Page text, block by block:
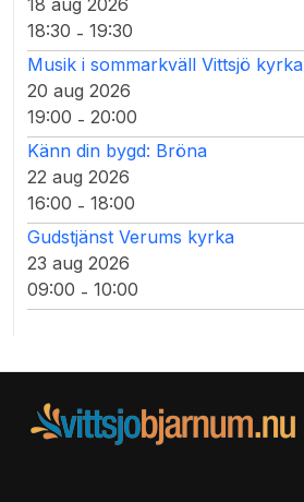
18 aug 2026
18:30 - 19:30
Musik i sommarkväll Vittsjö kyrka
20 aug 2026
19:00 - 20:00
Känn din bygd: Bröna
22 aug 2026
16:00 - 18:00
Gudstjänst Verums kyrka
23 aug 2026
09:00 - 10:00